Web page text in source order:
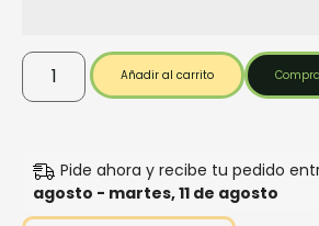
Añadir al carrito
Pide ahora y recibe tu pedido
agosto - martes, 11 de agosto